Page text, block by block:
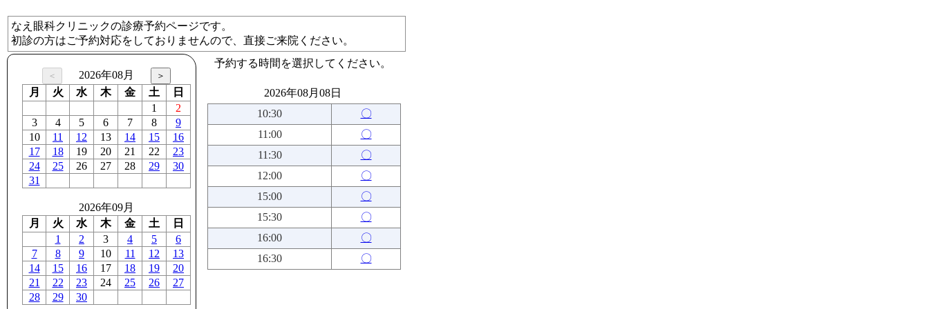
なえ眼科クリニックの診療予約ページです。
初診の方はご予約対応をしておりませんので、直接ご来院ください。
2026年08月
月
火 水 木 金 土
日
1
2
3
4 5 6 7 8
9
10
11 12 13 14 15
16
17
18 19 20 21 22
23
24
25 26 27 28 29
30
31
2026年09月
月
火 水 木 金 土
日
1
2 3 4 5
6
7
8 9 10 11 12
13
14
15 16 17 18 19
20
21
22 23 24 25 26
27
28
29 30
予約する時間を選択してください。
2026年08月08日
10:30
〇
11:00
〇
11:30
〇
12:00
〇
15:00
〇
15:30
〇
16:00
〇
16:30
〇